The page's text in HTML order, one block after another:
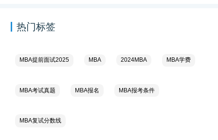
热门标签
MBA提前面试2025 MBA 2024MBA MBA学费
MBA考试真题 MBA报名 MBA报考条件
MBA复试分数线